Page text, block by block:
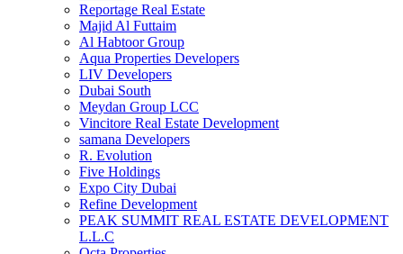
Reportage Real Estate
Majid Al Futtaim
Al Habtoor Group
Aqua Properties Developers
LIV Developers
Dubai South
Meydan Group LCC
Vincitore Real Estate Development
samana Developers
R. Evolution
Five Holdings
Expo City Dubai
Refine Development
PEAK SUMMIT REAL ESTATE DEVELOPMENT
L.L.C